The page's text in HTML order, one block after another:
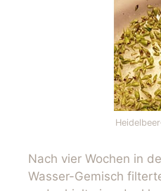
Nach vier Wochen in
Wasser-Gemisch